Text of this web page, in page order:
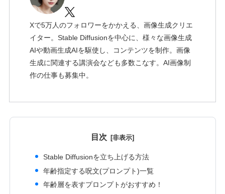
Xで5万人のフォロワーをかかえる、画像生成クリエ
イター。Stable Diffusionを中心に、様々な画像生成
AIや動画生成AIを駆使し、コンテンツを制作。画像
生成に関連する講演会なども多数こなす。AI画像制
作の仕事も募集中。
目次
Stable Diffusionを立ち上げる方法
年齢指定する呪文(プロンプト)一覧
年齢層を表すプロンプトがおすすめ！